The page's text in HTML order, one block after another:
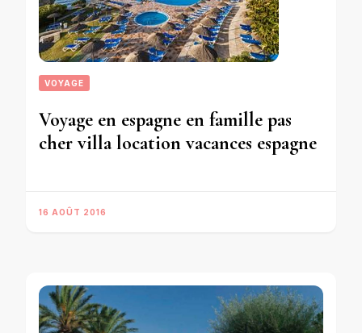
VOYAGE
Voyage en espagne en famille pas
cher villa location vacances espagne
16 AOÛT 2016